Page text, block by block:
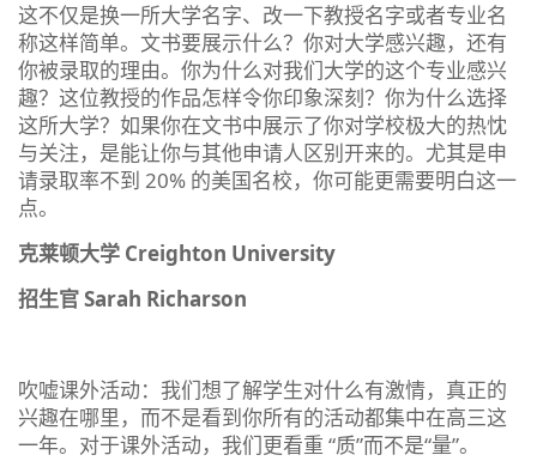
这不仅是换一所大学名字、改一下教授名字或者专业名
称这样简单。文书要展示什么？你对大学感兴趣，还有
你被录取的理由。你为什么对我们大学的这个专业感兴
趣？这位教授的作品怎样令你印象深刻？你为什么选择
这所大学？如果你在文书中展示了你对学校极大的热忱
与关注，是能让你与其他申请人区别开来的。尤其是申
请录取率不到 20% 的美国名校，你可能更需要明白这一
点。
克莱顿大学 Creighton University
招生官 Sarah Richarson
吹嘘课外活动：我们想了解学生对什么有激情，真正的
兴趣在哪里，而不是看到你所有的活动都集中在高三这
一年。对于课外活动，我们更看重 “质”而不是“量”。